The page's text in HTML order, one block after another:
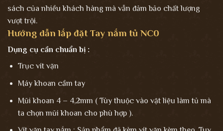
sách của nhiều khách hàng mà vẫn đảm bảo chất lượng
vượt trội.
Hướng dẫn lắp đặt Tay nắm tủ NC0
Dụng cụ cần chuẩn bị :
Trục vít vặn
Máy khoan cầm tay
Mũi khoan 4 – 4,2mm ( Tùy thuộc vào vật liệu làm tủ mà
ta chọn mũi khoan cho phù hợp ).